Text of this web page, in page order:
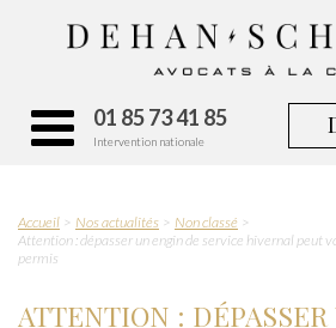
01 85 73 41 85
Intervention nationale
Accueil Nos actualités
Non classé
Attention : dépasser un engin de service hivernal peut
permis
ATTENTION :